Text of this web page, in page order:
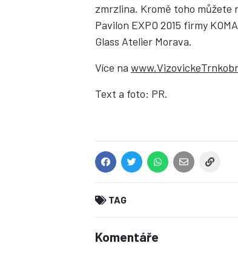
zmrzlina. Kromě toho
Pavilon EXPO 2015 firmy
Glass Atelier Morava.
Více na
Text a foto: PR.
TAG
Komentáře